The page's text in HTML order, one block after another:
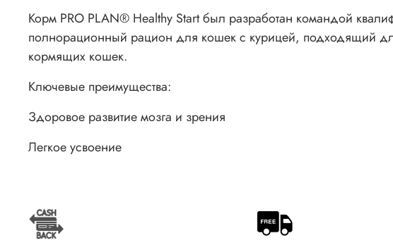
Корм PRO PLAN® Healthy Start был разработан командой
полнорационный рацион для кошек с курицей, подходящий
кормящих кошек.
Ключевые преимущества:
Здоровое развитие мозга и зрения
Легкое усвоение